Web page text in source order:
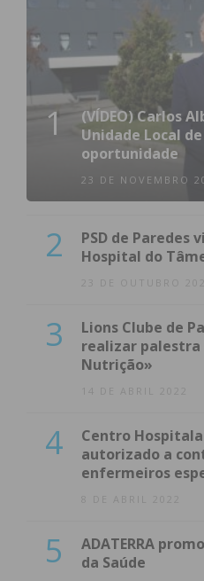
1
(VÍDEO) Carlos
Unidade Local
oportunidade
23 DE NOVEMBRO
2
PSD de Paredes
Hospital do
23 DE OUTUBRO
3
Lions Clube de
realizar palestra
Nutrição»
14 DE ABRIL 2022
4
Centro
autorizado a
enfermeiros
8 DE ABRIL 2022
5
ADATERRA
da Saúde